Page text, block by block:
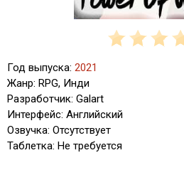
Год выпуска: 2021
Жанр: RPG, Инди
Разработчик: Galart
Интерфейс: Английский
Озвучка: Отсутствует
Таблетка: Не требуется